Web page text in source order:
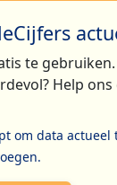
te
Help ons
om data